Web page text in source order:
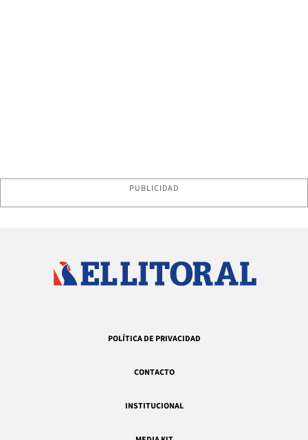
PUBLICIDAD
POLÍTICA DE PRIVACIDAD
CONTACTO
INSTITUCIONAL